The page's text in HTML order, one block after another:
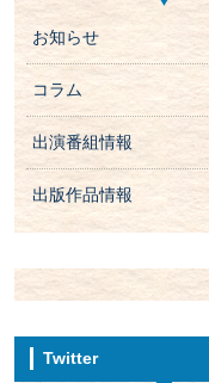
お知らせ
コラム
出演番組情報
出版作品情報
Twitter